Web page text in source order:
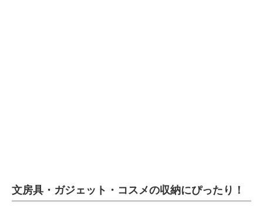
文房具・ガジェット・コスメの収納にぴったり！